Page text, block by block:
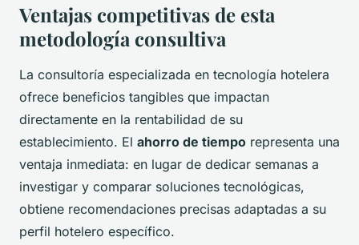
Ventajas competitivas de esta
metodología consultiva
La consultoría especializada en tecnología hotelera
ofrece beneficios tangibles que impactan
directamente en la rentabilidad de su
establecimiento. El ahorro de tiempo representa una
ventaja inmediata: en lugar de dedicar semanas a
investigar y comparar soluciones tecnológicas,
obtiene recomendaciones precisas adaptadas a su
perfil hotelero específico.